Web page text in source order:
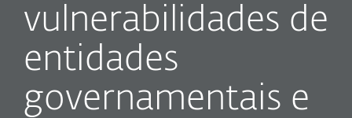
vulnerabilidades de
entidades
governamentais e